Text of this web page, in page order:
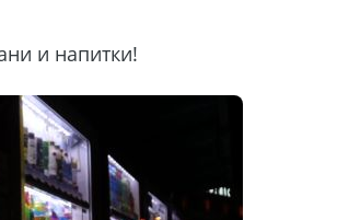
и напитки!